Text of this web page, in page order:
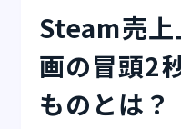
Steam売上
画の冒頭2
ものとは？